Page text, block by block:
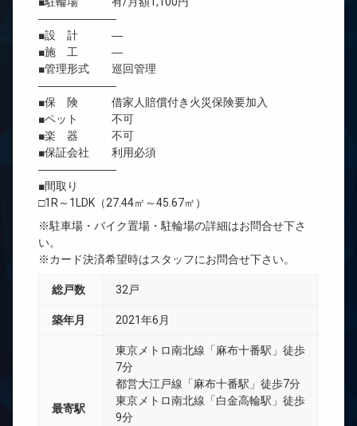
―――――――
■設 計 ―
■施 工 ―
■管理形式 巡回管理
―――――――
■保 険 借家人賠償付き火災保険要加入
■ペット 不可
■楽 器 不可
■保証会社 利用必須
―――――――
■間取り
□1R～1LDK（27.44㎡～45.67㎡）
※駐車場・バイク置場・駐輪場の詳細はお問合せ下さ
い。
※カード決済希望時はスタッフにお問合せ下さい。
総戸数 32戸
築年月 2021年6月
最寄駅
東京メトロ南北線「麻布十番駅」徒歩
7分
都営大江戸線「麻布十番駅」徒歩7分
東京メトロ南北線「白金高輪駅」徒歩
9分